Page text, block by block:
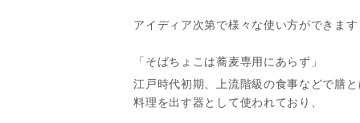
アイディア次第で様々な使い方ができます
「そばちょこは蕎麦専用にあらず」
江戸時代初期、上流階級の食事などで膳と
料理を出す器として使われており、